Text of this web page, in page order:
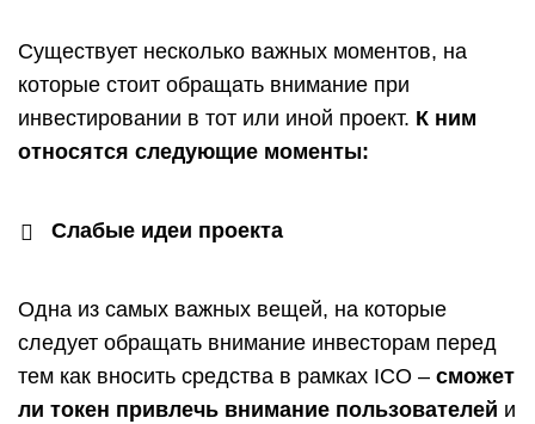
Существует несколько важных моментов, на
которые стоит обращать внимание при
инвестировании в тот или иной проект. К ним
относятся следующие моменты:
Слабые идеи проекта
Одна из самых важных вещей, на которые
следует обращать внимание инвесторам перед
тем как вносить средства в рамках ICO – сможет
ли токен привлечь внимание пользователей и